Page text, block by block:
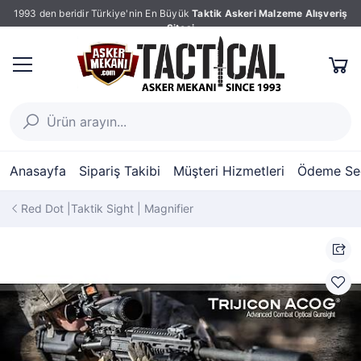
1993 den beridir Türkiye'nin En Büyük Taktik Askeri Malzeme Alışveriş
Sitesi
Anasayfa Sipariş Takibi Müşteri Hizmetleri Ödeme
Red Dot |Taktik Sight | Magnifier